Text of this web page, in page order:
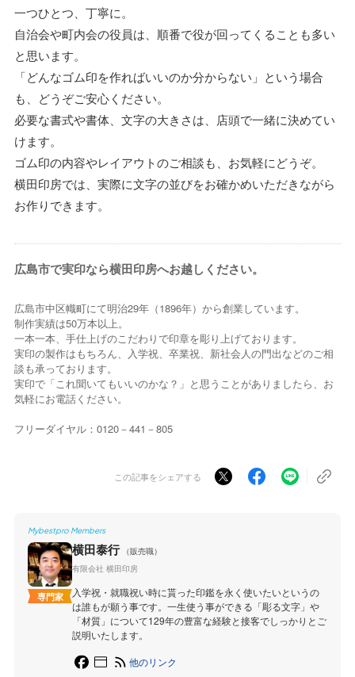
一つひとつ、丁寧に。
自治会や町内会の役員は、順番で役が回ってくることも多い
と思います。
「どんなゴム印を作ればいいのか分からない」という場合
も、どうぞご安心ください。
必要な書式や書体、文字の大きさは、店頭で一緒に決めてい
けます。
ゴム印の内容やレイアウトのご相談も、お気軽にどうぞ。
横田印房では、実際に文字の並びをお確かめいただきながら
お作りできます。
広島市で実印なら横田印房へお越しください。
広島市中区幟町にて明治29年（1896年）から創業しています。
制作実績は50万本以上。
一本一本、手仕上げのこだわりで印章を彫り上げております。
実印の製作はもちろん、入学祝、卒業祝、新社会人の門出などのご相
談も承っております。
実印で「これ聞いてもいいのかな？」と思うことがありましたら、お
気軽にお電話ください。
フリーダイヤル：0120－441－805
この記事をシェアする
Mybestpro Members
専門家
横田泰行
（販売職）
有限会社 横田印房
入学祝・就職祝い時に貰った印鑑を永く使いたいというの
は誰もが願う事です。一生使う事ができる「彫る文字」や
「材質」について129年の豊富な経験と接客でしっかりとご
説明いたします。
他のリンク